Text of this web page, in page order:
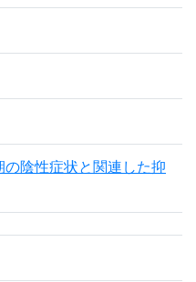
陰性症状と関連した抑